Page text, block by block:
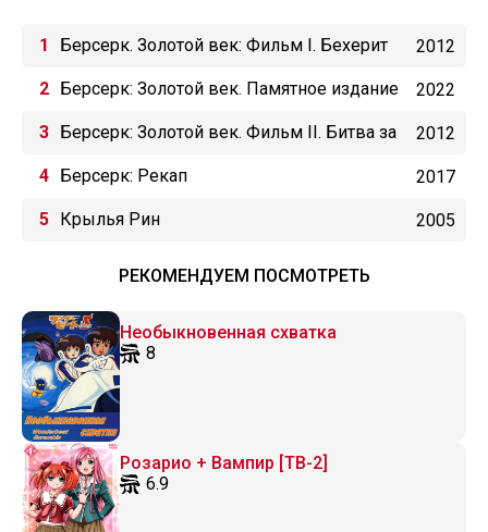
Берсерк. Золотой век: Фильм I. Бехерит
Властителя
2012
Берсерк: Золотой век. Памятное издание 2022
Берсерк: Золотой век. Фильм II. Битва за
Долдрей
2012
Берсерк: Рекап 2017
Крылья Рин 2005
РЕКОМЕНДУЕМ ПОСМОТРЕТЬ
Необыкновенная схватка
8
Розарио + Вампир [ТВ-2]
6.9